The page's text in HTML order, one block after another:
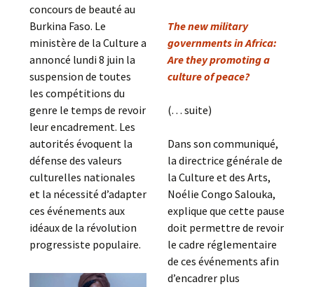
concours de beauté au
Burkina Faso. Le
ministère de la Culture a
annoncé lundi 8 juin la
suspension de toutes
les compétitions du
genre le temps de revoir
leur encadrement. Les
autorités évoquent la
défense des valeurs
culturelles nationales
et la nécessité d’adapter
ces événements aux
idéaux de la révolution
progressiste populaire.
The new military
governments in Africa:
Are they promoting a
culture of peace?
(. . . suite)
Dans son communiqué,
la directrice générale de
la Culture et des Arts,
Noélie Congo Salouka,
explique que cette pause
doit permettre de revoir
le cadre réglementaire
de ces événements afin
d’encadrer plus